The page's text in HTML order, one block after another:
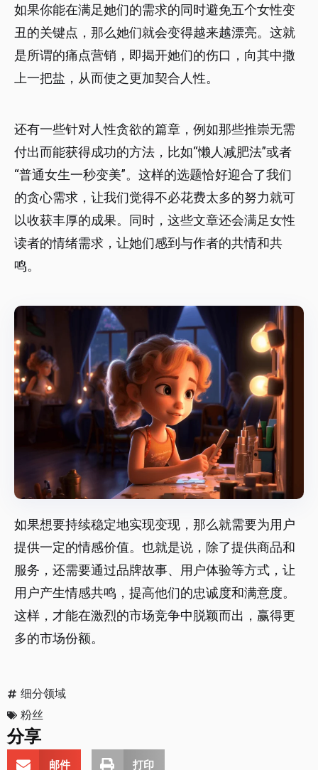
如果你能在满足她们的需求的同时避免五个女性变
丑的关键点，那么她们就会变得越来越漂亮。这就
是所谓的痛点营销，即揭开她们的伤口，向其中撒
上一把盐，从而使之更加契合人性。
还有一些针对人性贪欲的篇章，例如那些推崇无需
付出而能获得成功的方法，比如“懒人减肥法”或者
“普通女生一秒变美”。这样的选题恰好迎合了我们
的贪心需求，让我们觉得不必花费太多的努力就可
以收获丰厚的成果。同时，这些文章还会满足女性
读者的情绪需求，让她们感到与作者的共情和共
鸣。
如果想要持续稳定地实现变现，那么就需要为用户
提供一定的情感价值。也就是说，除了提供商品和
服务，还需要通过品牌故事、用户体验等方式，让
用户产生情感共鸣，提高他们的忠诚度和满意度。
这样，才能在激烈的市场竞争中脱颖而出，赢得更
多的市场份额。
细分领域
粉丝
分享
邮件 打印